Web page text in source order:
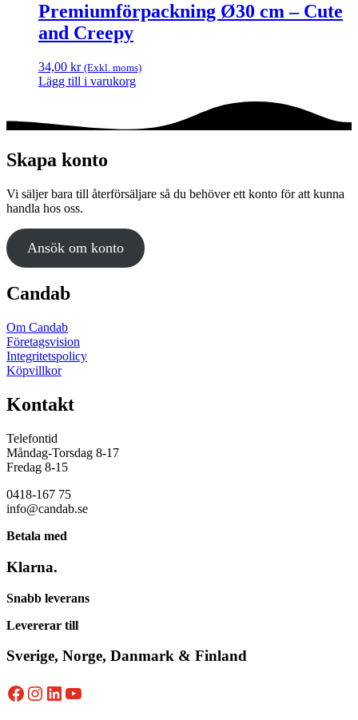
Premiumförpackning Ø30 cm – Cute
and Creepy
34,00 kr (Exkl. moms)
Lägg till i varukorg
Skapa konto
Vi säljer bara till återförsäljare så du behöver ett konto för att kunna
handla hos oss.
Ansök om konto
Candab
Om Candab
Företagsvision
Integritetspolicy
Köpvillkor
Kontakt
Telefontid
Måndag-Torsdag 8-17
Fredag 8-15
0418-167 75
info@candab.se
Betala med
Klarna.
Snabb leverans
Levererar till
Sverige, Norge, Danmark & Finland
Facebook
Instagram
LinkedIn
YouTube